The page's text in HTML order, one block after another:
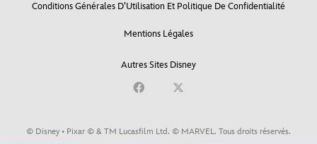
Conditions Générales D’Utilisation Et Politique De Confidentialité
Mentions Légales
Autres Sites Disney
© Disney • Pixar © & TM Lucasfilm Ltd. © MARVEL. Tous droits réservés.